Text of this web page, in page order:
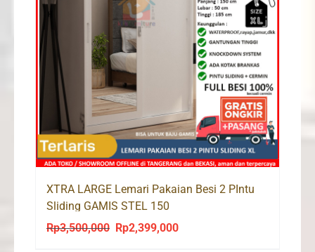
XTRA LARGE Lemari Pakaian Besi 2 PIntu
Sliding GAMIS STEL 150
Rp3,500,000
Original
Rp2,399,000Current